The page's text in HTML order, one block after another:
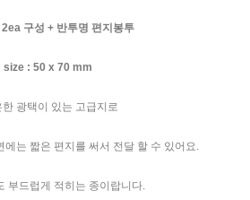
구성 + 반투명 편지봉투
size : 50 x 70 mm
한 광택이 있는 고급지로
에는 짧은 편지를 써서 전달 할 수 있어요.
부드럽게 적히는 종이랍니다.